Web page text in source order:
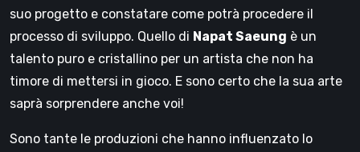
suo progetto e constatare come potrà procedere il
processo di sviluppo. Quello di Napat Saeung è un
talento puro e cristallino per un artista che non ha
timore di mettersi in gioco. E sono certo che la sua arte
saprà sorprendere anche voi!
Sono tante le produzioni che hanno influenzato lo